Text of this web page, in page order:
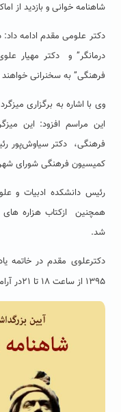
شاهنامه خوانی و بازدید از
دکتر علومی مقدم ادامه
درمانگر” و دکتر مهیار
فرهنگی” به سخنرانی
وی با اشاره به برگزاری
این مراسم افزود: این
فرهنگی، دکتر سیاوش‌پور
کمیسیون فرهنگی شورای شهر
رئیس دانشکده ادبیات و
همچنین ازکتاب هزاره های
شد.
۱۳۹۵ از ساعت ۱۸ تا ۲۱در آرامگاه حکیم اسرار سبزواری برگزار می شود.